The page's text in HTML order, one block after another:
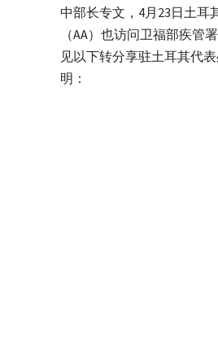
中部长专文，4月23日土耳
（AA）也访问卫福部疾管
见以下转分享驻土耳其代
明：